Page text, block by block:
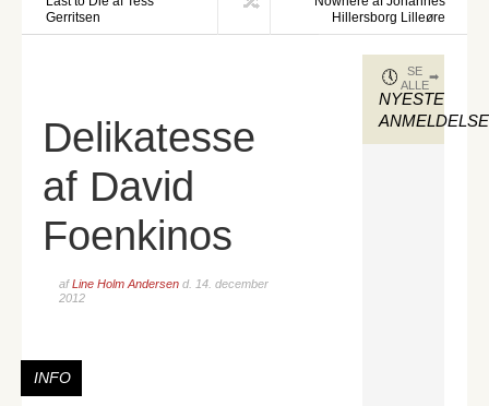
Gerritsen
Hillersborg Lilleøre
Delikatesse
af David
Foenkinos
afLine Holm Andersen d. 14. december
2012
INFO
NYESTE
SE
ALLE